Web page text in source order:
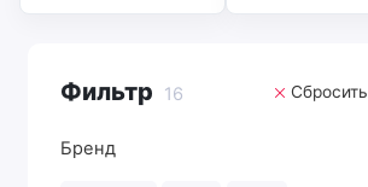
Фильтр 16 Сбросить
Бренд